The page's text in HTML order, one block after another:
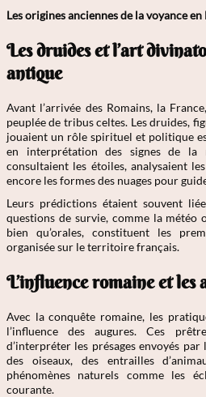
Les origines anciennes de la voyance en
Les druides et l’art
antique
Avant l’arrivée des Romains, la
peuplée de tribus celtes. Les druides,
jouaient un rôle spirituel et politique
en interprétation des signes de
consultaient les étoiles, analysaient
encore les formes des nuages pour
Leurs prédictions étaient souvent
questions de survie, comme la météo
bien qu’orales, constituent les
organisée sur le territoire français.
L’influence romaine et les
Avec la conquête romaine, les
l’influence des augures. Ces
d’interpréter les présages envoyés par
des oiseaux, des entrailles
phénomènes naturels comme les
courante.